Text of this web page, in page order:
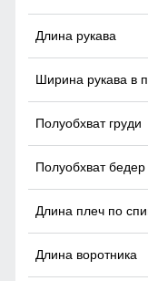
для хранения
Карманы